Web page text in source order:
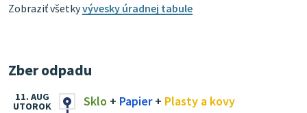
Zobraziť všetkyvývesky úradnej tabule
Zber odpadu
Sklo + Papier+ Plasty a kovy
11. AUG
UTOROK